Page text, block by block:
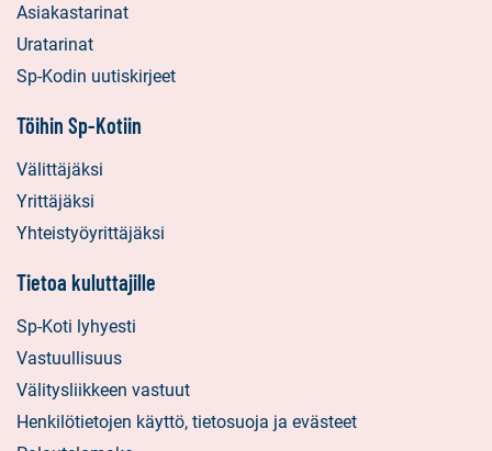
Asiakastarinat
Uratarinat
Sp-Kodin uutiskirjeet
Töihin Sp-Kotiin
Välittäjäksi
Yrittäjäksi
Yhteistyöyrittäjäksi
Tietoa kuluttajille
Sp-Koti lyhyesti
Vastuullisuus
Välitysliikkeen vastuut
Henkilötietojen käyttö, tietosuoja ja evästeet